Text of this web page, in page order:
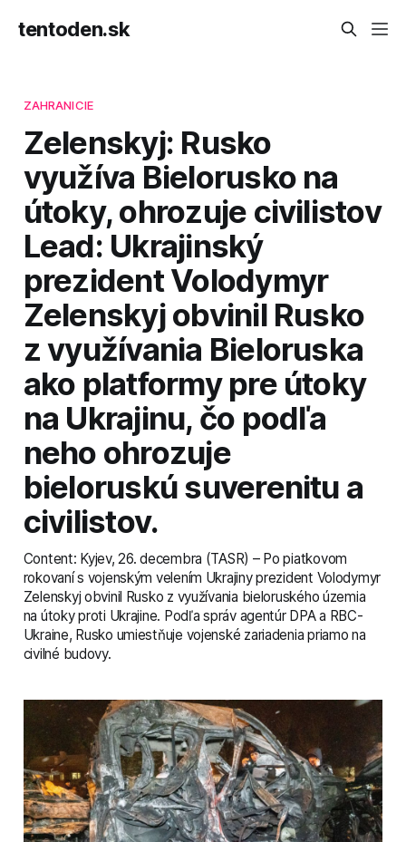
tentoden.sk
ZAHRANICIE
Zelenskyj: Rusko
využíva Bielorusko na
útoky, ohrozuje civilistov
Lead: Ukrajinský
prezident Volodymyr
Zelenskyj obvinil Rusko
z využívania Bieloruska
ako platformy pre útoky
na Ukrajinu, čo podľa
neho ohrozuje
bieloruskú suverenitu a
civilistov.
Content: Kyjev, 26. decembra (TASR) – Po piatkovom
rokovaní s vojenským velením Ukrajiny prezident Volodymyr
Zelenskyj obvinil Rusko z využívania bieloruského územia
na útoky proti Ukrajine. Podľa správ agentúr DPA a RBC-
Ukraine, Rusko umiestňuje vojenské zariadenia priamo na
civilné budovy.